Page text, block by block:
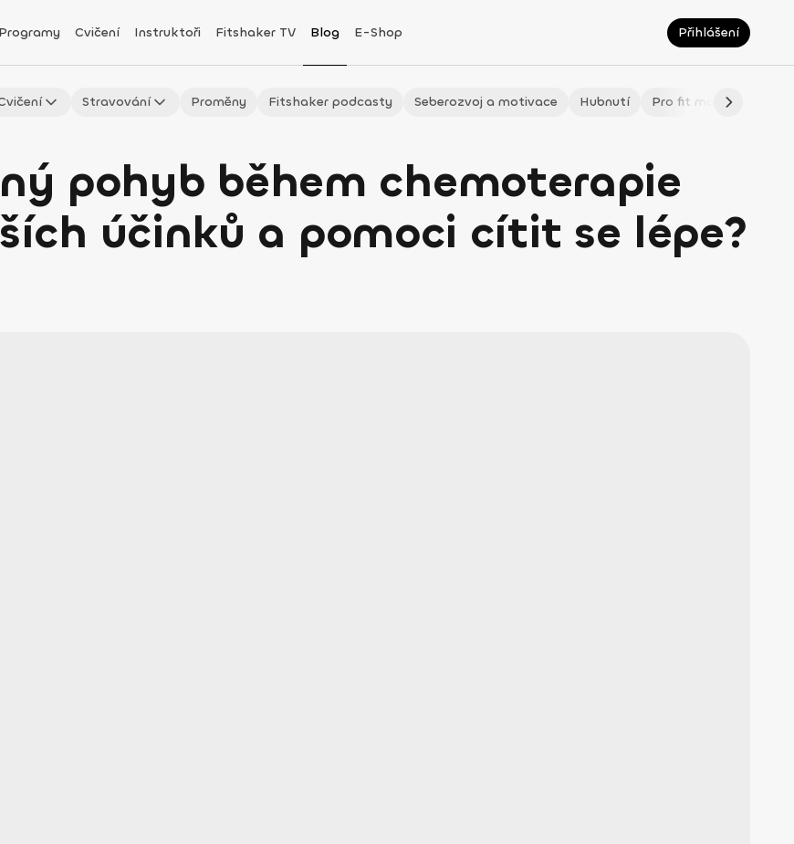
Programy Cvičení Instruktoři Fitshaker TV Blog E-Shop Přihlášení
Stravování Proměny Fitshaker podcasty Seberozvoj a motivace Hubnutí Pro fit maminky
pohyb během chemoterapie
účinků a pomoci cítit se lépe?